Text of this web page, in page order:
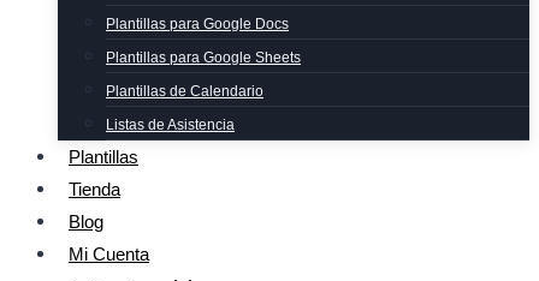
Plantillas para Google Docs
Plantillas para Google Sheets
Plantillas de Calendario
Listas de Asistencia
Plantillas
Tienda
Blog
Mi Cuenta